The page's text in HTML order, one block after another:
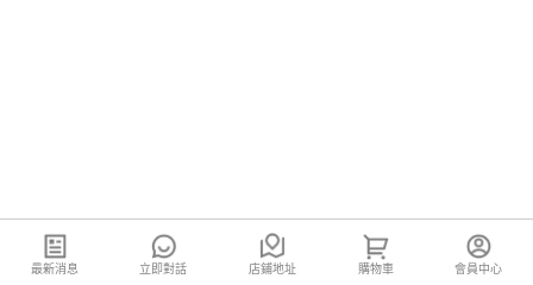
最新消息 立即對話 店鋪地址 購物車 會員中心